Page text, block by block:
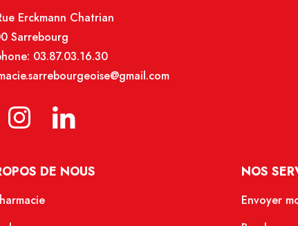
Erckmann Chatrian
Sarrebourg
03.87.03.16.30
DE NOUS NOS
Envoyer